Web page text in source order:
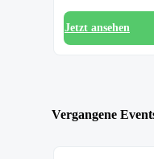
Jetzt ansehen
Vergangene